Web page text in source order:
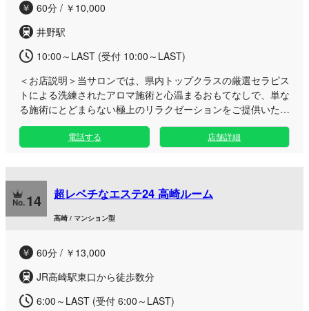
60分 / ￥10,000
井野駅
10:00～LAST (受付 10:00～LAST)
＜お店説明＞ 当サロンでは、県内トップクラスの厳選セラピス
トによる洗練されたアロマ施術と心温まるおもてなしで、単な
る施術にとどまらない極上のリラクゼーションをご提供いたし
ます。 日々のお仕事やお出かけの合間に、日頃の疲労やスト
レスをリセットしたい方へおすすめです。店内は周りの目を気
マ体験でお客さまをお迎えします。お車でお越しになりやすい
駐車場も完備しておりますので、お仕事帰りや休日のリフレッ
シュにぜひご利用ください。
電話する 店舗詳細
14 超レベチなエステ24 高崎ルーム
高崎 / マンション型
60分 / ￥13,000
JR高崎駅東口から徒歩数分
6:00～LAST (受付 6:00～LAST)